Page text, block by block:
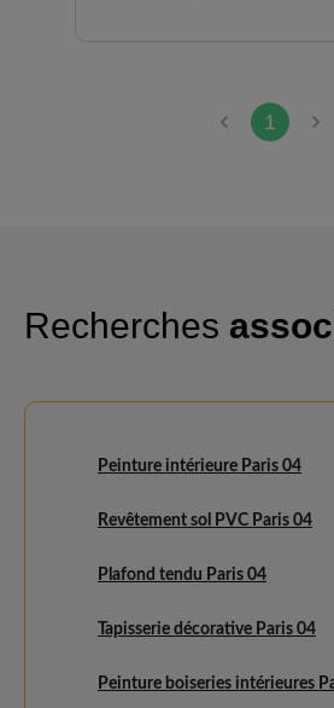
1
Recherches
Peinture intérieure Paris 04
Revêtement sol PVC Paris 04
Plafond tendu Paris 04
Tapisserie décorative Paris 04
Peinture boiseries intérieures